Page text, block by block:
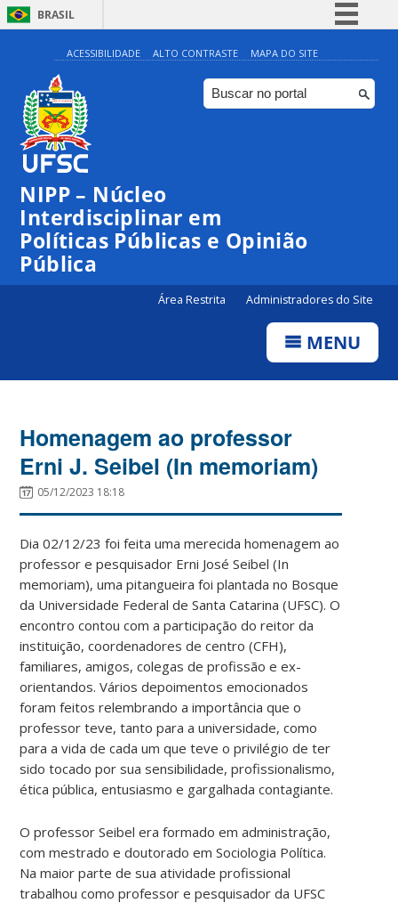
BRASIL
Simplifique!
Comunica BR
Participe
ACESSIBILIDADE ALTO CONTRASTE MAPA DO SITE
NIPP – Núcleo
Interdisciplinar em
Políticas Públicas e Opinião
Pública
Área Restrita Administradores do Site
MENU
Homenagem ao professor
Erni J. Seibel (In memoriam)
05/12/2023 18:18
Dia 02/12/23 foi feita uma merecida homenagem ao
professor e pesquisador Erni José Seibel (In
memoriam), uma pitangueira foi plantada no Bosque
da Universidade Federal de Santa Catarina (UFSC). O
encontro contou com a participação do reitor da
instituição, coordenadores de centro (CFH),
familiares, amigos, colegas de profissão e ex-
orientandos. Vários depoimentos emocionados
foram feitos relembrando a importância que o
professor teve, tanto para a universidade, como
para a vida de cada um que teve o privilégio de ter
sido tocado por sua sensibilidade, profissionalismo,
ética pública, entusiasmo e gargalhada contagiante.
O professor Seibel era formado em administração,
com mestrado e doutorado em Sociologia Política.
Na maior parte de sua atividade profissional
trabalhou como professor e pesquisador da UFSC